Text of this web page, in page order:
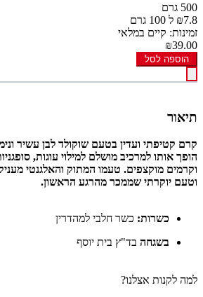
500 גרם
₪7.8 ל 100 גרם
זמינות: קיים במלאי
₪39.00
הוספה לסל
תיאור
קרם קטיפתי ועדין בטעם שוקולד לבן עשיר
הופך אותו למרכיב מושלם למילוי עוגות,
וקרמים מוקצפים. טעמו המתוק והאלגנטי
וטעם יוקרתי שממכר מהרגע הראשון.
כשרות: כשר חלבי למהדרין
בשגחה בד"ץ בית יוסף
למה לקנות אצלנו?